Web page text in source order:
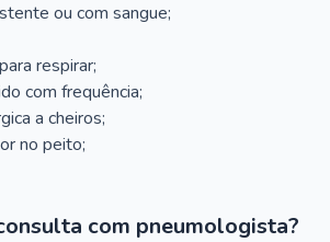
ou com sangue;
respirar;
com frequência;
a cheiros;
no peito;
com pneumologista?